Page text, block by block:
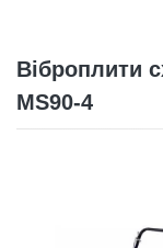
Віброплити
MS90-4